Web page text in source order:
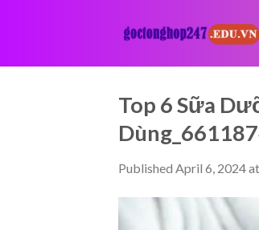
Top 6 Sữa
Published April 6, 2024at